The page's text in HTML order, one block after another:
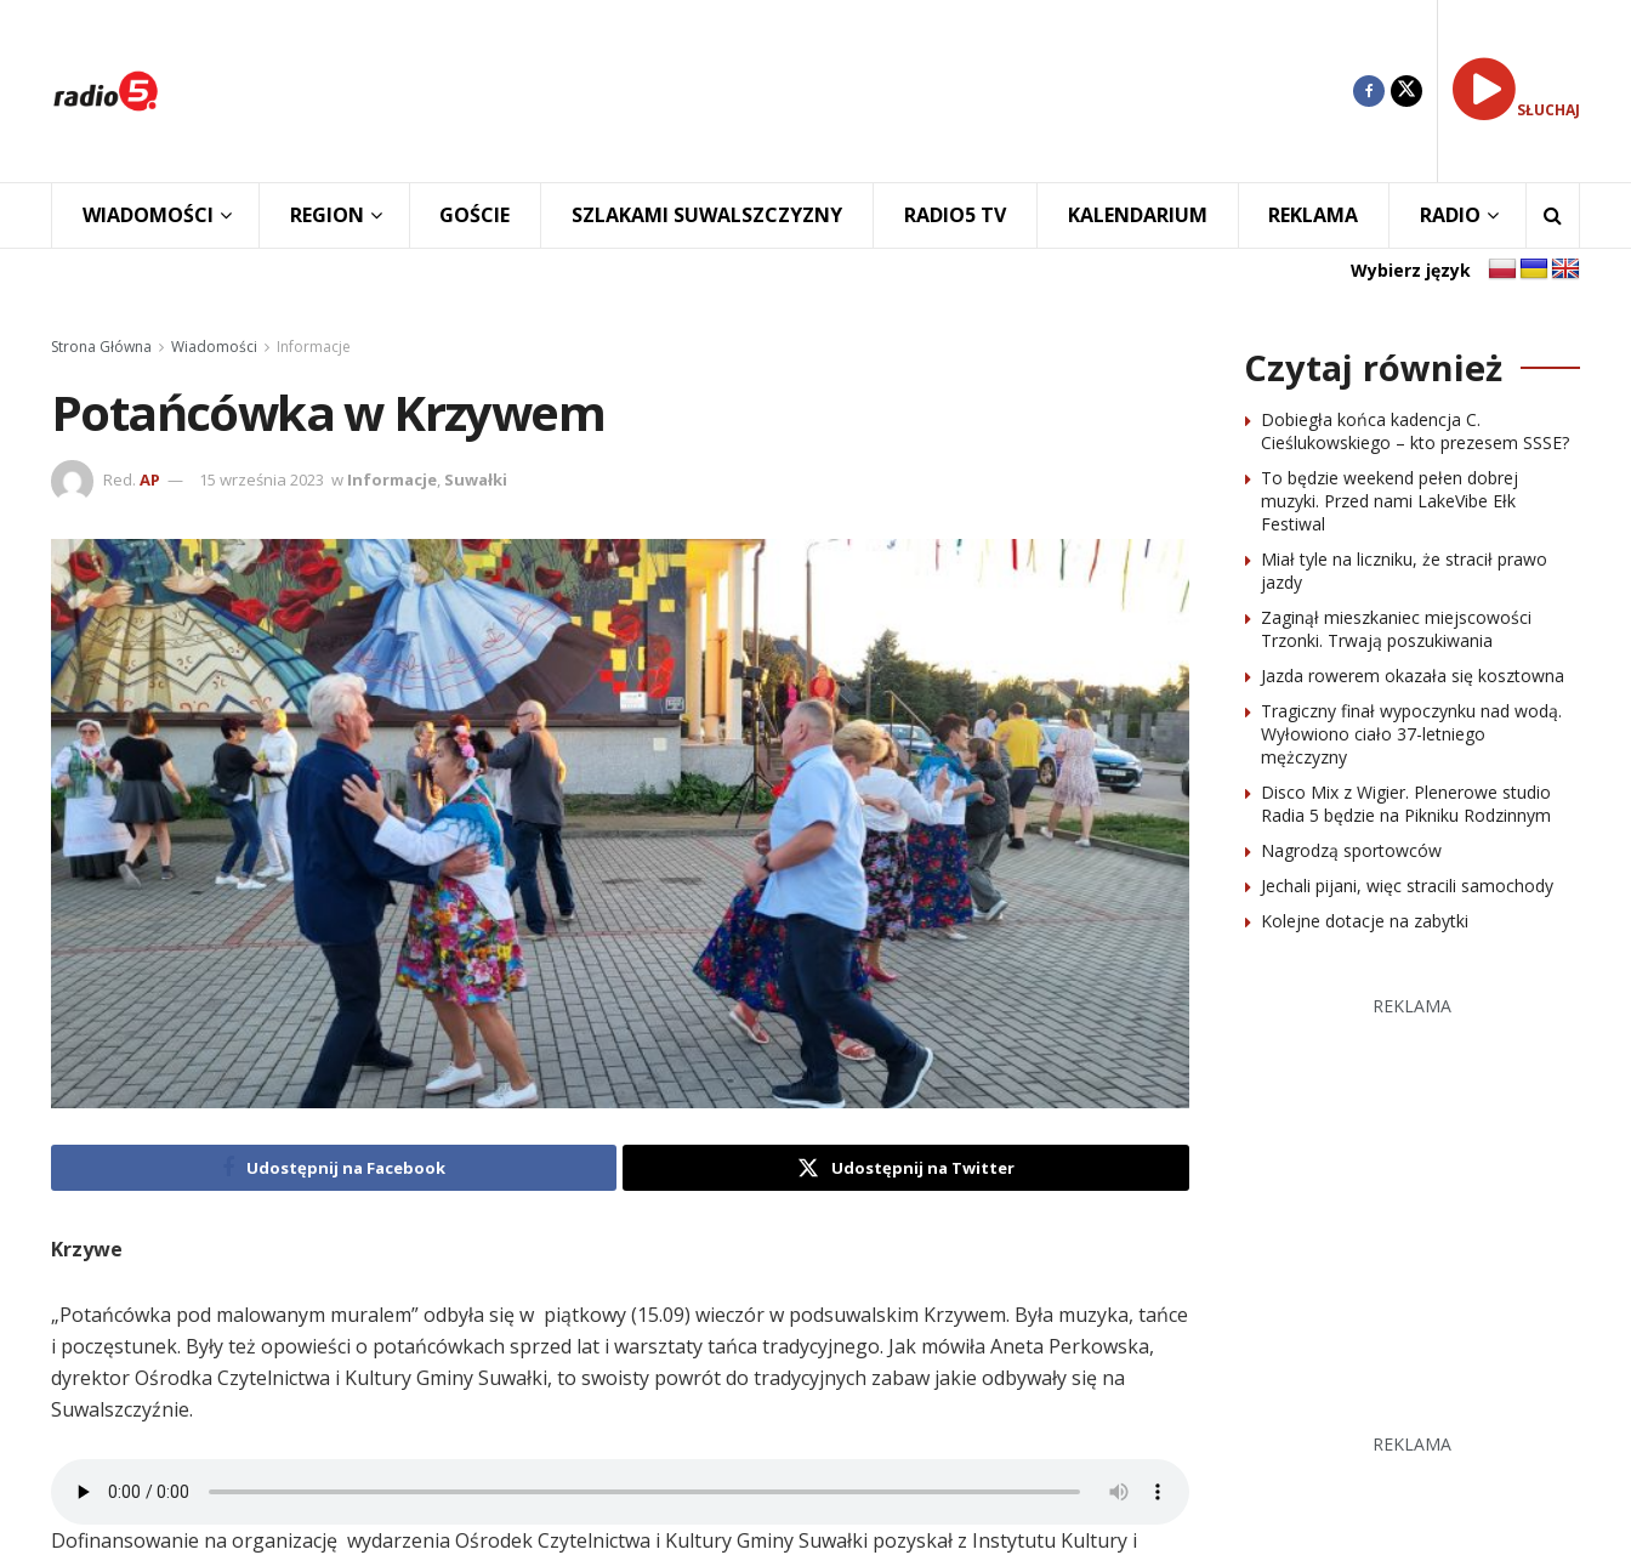
SŁUCHAJ
WIADOMOŚCI REGION GOŚCIE SZLAKAMI SUWALSZCZYZNY RADIO5 TV KALENDARIUM REKLAMA RADIO
Wybierz język
Strona Główna Wiadomości Informacje
Potańcówka w Krzywem
Red. AP 15 września 2023 w Informacje, Suwałki
Udostępnij na Facebook Udostępnij na Twitter
Krzywe
„Potańcówka pod malowanym muralem” odbyła się w piątkowy (15.09) wieczór w podsuwalskim Krzywem. Była muzyka, tańce
i poczęstunek. Były też opowieści o potańcówkach sprzed lat i warsztaty tańca tradycyjnego. Jak mówiła Aneta Perkowska,
dyrektor Ośrodka Czytelnictwa i Kultury Gminy Suwałki, to swoisty powrót do tradycyjnych zabaw jakie odbywały się na
Suwalszczyźnie.
Dofinansowanie na organizację wydarzenia Ośrodek Czytelnictwa i Kultury Gminy Suwałki pozyskał z Instytutu Kultury i
Czytaj również
Dobiegła końca kadencja C.
Cieślukowskiego – kto prezesem SSSE?
To będzie weekend pełen dobrej
muzyki. Przed nami LakeVibe Ełk
Festiwal
Miał tyle na liczniku, że stracił prawo
jazdy
Zaginął mieszkaniec miejscowości
Trzonki. Trwają poszukiwania
Jazda rowerem okazała się kosztowna
Tragiczny finał wypoczynku nad wodą.
Wyłowiono ciało 37-letniego
mężczyzny
Disco Mix z Wigier. Plenerowe studio
Radia 5 będzie na Pikniku Rodzinnym
Nagrodzą sportowców
Jechali pijani, więc stracili samochody
Kolejne dotacje na zabytki
REKLAMA
REKLAMA